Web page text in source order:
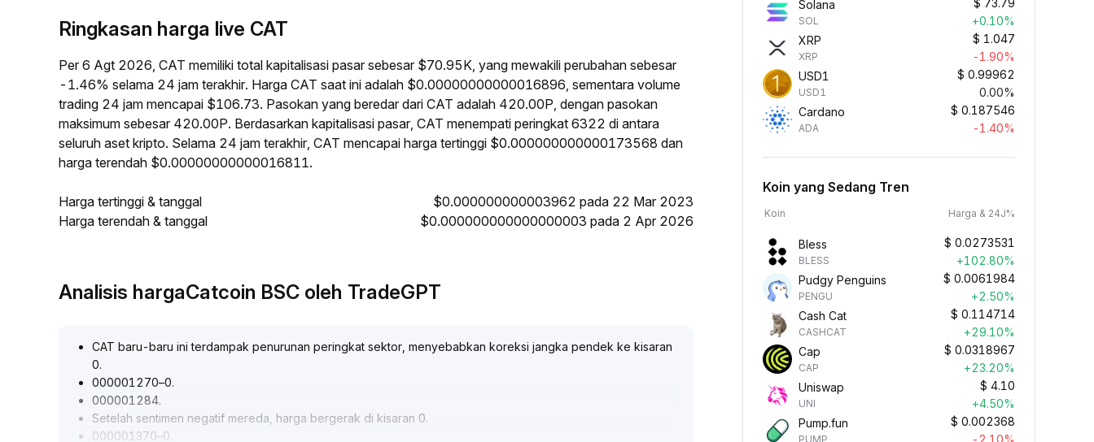
Ringkasan harga live CAT
Per 6 Agt 2026, CAT memiliki total kapitalisasi pasar sebesar $70.95K, yang mewakili perubahan sebesar
-1.46% selama 24 jam terakhir. Harga CAT saat ini adalah $0.00000000000016896, sementara volume
trading 24 jam mencapai $106.73. Pasokan yang beredar dari CAT adalah 420.00P, dengan pasokan
maksimum sebesar 420.00P. Berdasarkan kapitalisasi pasar, CAT menempati peringkat 6322 di antara
seluruh aset kripto. Selama 24 jam terakhir, CAT mencapai harga tertinggi $0.000000000000173568 dan
harga terendah $0.00000000000016811.
Harga tertinggi & tanggal
$0.000000000003962 pada 22 Mar 2023
Harga terendah & tanggal
$0.000000000000000003 pada 2 Apr 2026
Analisis hargaCatcoin BSC oleh TradeGPT
CAT baru-baru ini terdampak penurunan peringkat sektor, menyebabkan koreksi jangka pendek ke kisaran
0.
000001270–0.
000001284.
Setelah sentimen negatif mereda, harga bergerak di kisaran 0.
000001370–0
Solana
SOL
$ 73.79
+0.10%
XRP
XRP
$ 1.047
-1.90%
USD1
USD1
$ 0.99962
0.00%
Cardano
ADA
$ 0.187546
-1.40%
Koin yang Sedang Tren
Koin Harga & 24J%
Bless
BLESS
$ 0.0273531
+102.80%
Pudgy Penguins
PENGU
$ 0.0061984
+2.50%
Cash Cat
CASHCAT
$ 0.114714
+29.10%
Cap
CAP
$ 0.0318967
+23.20%
Uniswap
UNI
$ 4.10
+4.50%
Pump.fun
PUMP
$ 0.002368
-2.10%